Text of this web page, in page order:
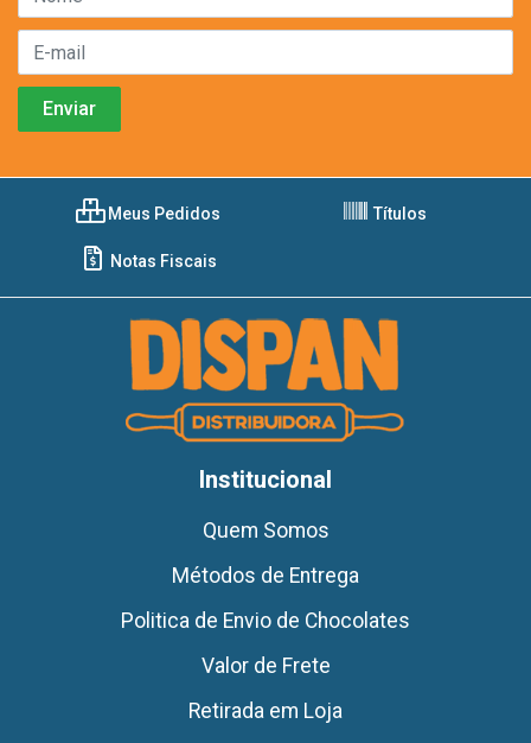
Meus Pedidos Títulos
Notas Fiscais
Institucional
Quem Somos
Métodos de Entrega
Politica de Envio de Chocolates
Valor de Frete
Retirada em Loja